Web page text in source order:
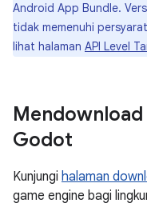
Android App Bundle.
tidak memenuhi
lihat halaman API Level
Godot
Kunjungi halaman
game engine bagi